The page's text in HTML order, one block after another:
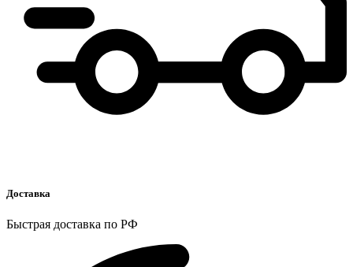
Доставка
Быстрая доставка по РФ